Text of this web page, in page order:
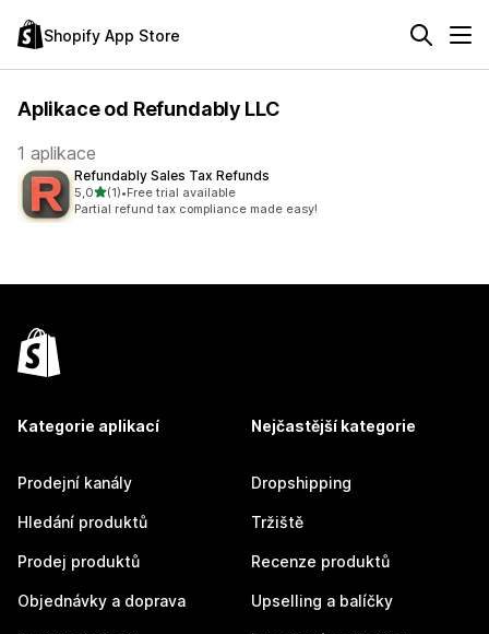
Shopify App Store
Aplikace od Refundably LLC
1 aplikace
Refundably Sales Tax Refunds
5,0z 5 hvězd
(1)
Celkový počet recenzí: 1
•Free trial available
Partial refund tax compliance made easy!
Kategorie aplikací
Prodejní kanály
Hledání produktů
Prodej produktů
Objednávky a doprava
Nejčastější kategorie
Dropshipping
Tržiště
Recenze produktů
Upselling a balíčky